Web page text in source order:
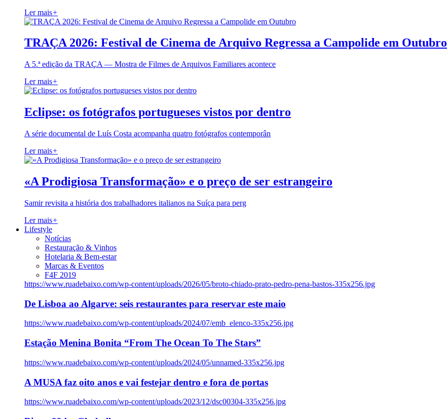
Ler mais+
TRAÇA 2026: Festival de Cinema de Arquivo Regressa a Campolide em Outubro
A 5.ª edição da TRAÇA — Mostra de Filmes de Arquivos Familiares acontece
Ler mais+
Eclipse: os fotógrafos portugueses vistos por dentro
A série documental de Luís Costa acompanha quatro fotógrafos contemporân
Ler mais+
«A Prodigiosa Transformação» e o preço de ser estrangeiro
Samir revisita a história dos trabalhadores italianos na Suíça para perg
Ler mais+
Lifestyle
Notícias
Restauração & Vinhos
Hotelaria & Bem-estar
Marcas & Eventos
F4F 2019
https://www.ruadebaixo.com/wp-content/uploads/2026/05/broto-chiado-prato-pedro-pena-bastos-335x256.jpg
De Lisboa ao Algarve: seis restaurantes para reservar este maio
https://www.ruadebaixo.com/wp-content/uploads/2024/07/emb_elenco-335x256.jpg
Estação Menina Bonita “From The Ocean To The Stars”
https://www.ruadebaixo.com/wp-content/uploads/2024/05/unnamed-335x256.jpg
A MUSA faz oito anos e vai festejar dentro e fora de portas
https://www.ruadebaixo.com/wp-content/uploads/2023/12/dsc00304-335x256.jpg